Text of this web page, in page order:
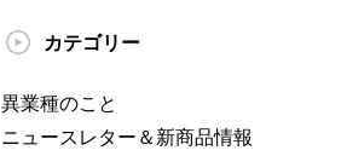
カテゴリー
異業種のこと
ニュースレター＆新商品情報